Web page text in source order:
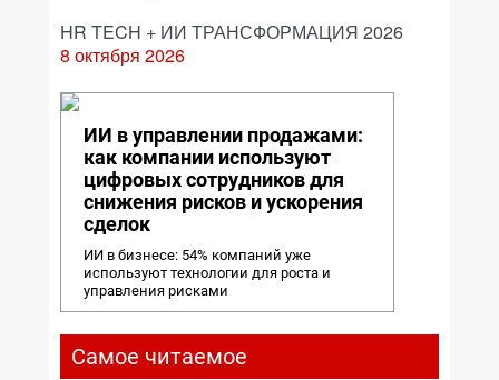
HR TECH + ИИ ТРАНСФОРМАЦИЯ 2026
8 октября 2026
ИИ в управлении продажами:
как компании используют
цифровых сотрудников для
снижения рисков и ускорения
сделок
ИИ в бизнесе: 54% компаний уже
используют технологии для роста и
управления рисками
Самое читаемое